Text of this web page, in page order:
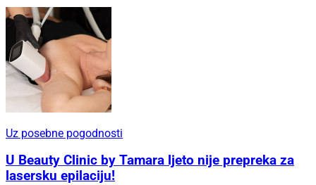
Uz posebne pogodnosti
U Beauty Clinic by Tamara ljeto nije prepreka za
lasersku epilaciju!